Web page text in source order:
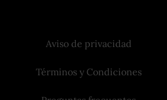
Aviso de privacidad
Términos y Condiciones